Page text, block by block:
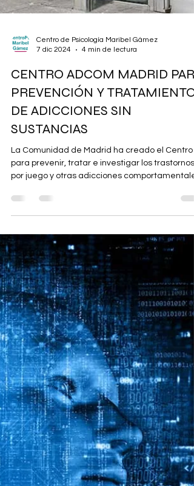
Centro de Psicología Maribel Gámez
7 dic 2024
4 min de lectura
CENTRO ADCOM MADRID PARA
PREVENCIÓN Y TRATAMIENTO
DE ADICCIONES SIN
SUSTANCIAS
La Comunidad de Madrid ha creado el Centro
para prevenir, tratar e investigar los trastornos
por juego y otras adicciones